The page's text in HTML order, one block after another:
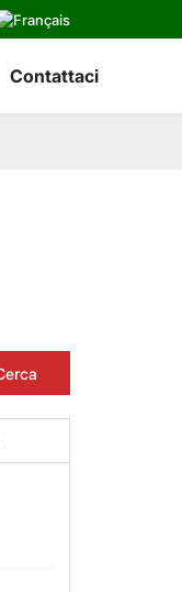
Contattaci